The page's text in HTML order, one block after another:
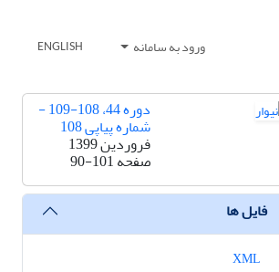
ورود به سامانه ENGLISH
دوره 44، 108-109 -
شماره پیاپی 108
فروردین 1399
صفحه90-101
فایل ها